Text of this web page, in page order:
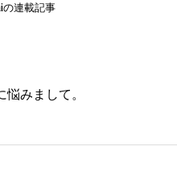
連載記事
悩みまして。